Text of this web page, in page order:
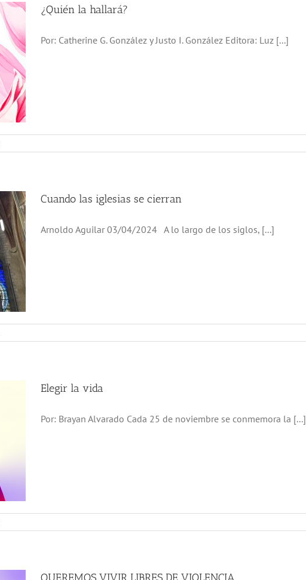
¿Quién la hallará?
Por: Catherine G. González y Justo I. González Editora: Luz [...]
Cuando las iglesias se cierran
Arnoldo Aguilar 03/04/2024 A lo largo de los siglos, [...]
Elegir la vida
Por: Brayan Alvarado Cada 25 de noviembre se conmemora la [...]